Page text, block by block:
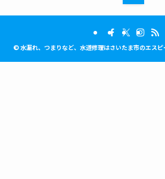
©水漏れ、つまりなど、水道修理はさいたま市のエス